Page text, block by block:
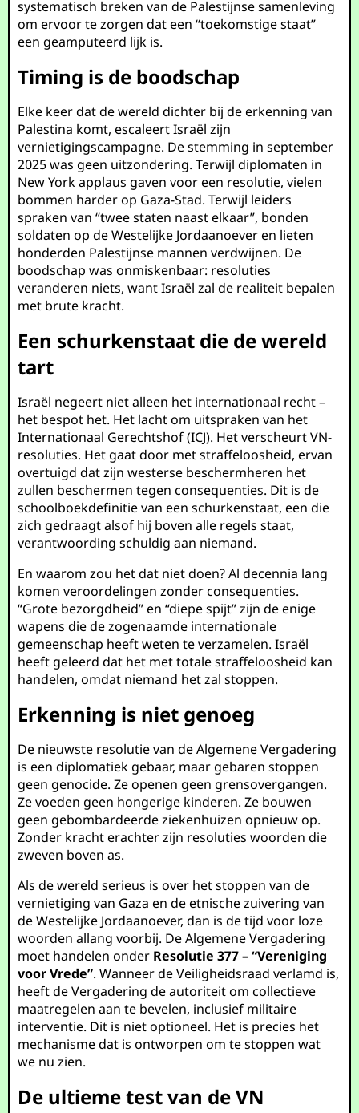
systematisch breken van de Palestijnse samenleving
om ervoor te zorgen dat een “toekomstige staat”
een geamputeerd lijk is.
Timing is de boodschap
Elke keer dat de wereld dichter bij de erkenning van
Palestina komt, escaleert Israël zijn
vernietigingscampagne. De stemming in september
2025 was geen uitzondering. Terwijl diplomaten in
New York applaus gaven voor een resolutie, vielen
bommen harder op Gaza-Stad. Terwijl leiders
spraken van “twee staten naast elkaar”, bonden
soldaten op de Westelijke Jordaanoever en lieten
honderden Palestijnse mannen verdwijnen. De
boodschap was onmiskenbaar: resoluties
veranderen niets, want Israël zal de realiteit bepalen
met brute kracht.
Een schurkenstaat die de wereld
tart
Israël negeert niet alleen het internationaal recht –
het bespot het. Het lacht om uitspraken van het
Internationaal Gerechtshof (ICJ). Het verscheurt VN-
resoluties. Het gaat door met straffeloosheid, ervan
overtuigd dat zijn westerse beschermheren het
zullen beschermen tegen consequenties. Dit is de
schoolboekdefinitie van een schurkenstaat, een die
zich gedraagt alsof hij boven alle regels staat,
verantwoording schuldig aan niemand.
En waarom zou het dat niet doen? Al decennia lang
komen veroordelingen zonder consequenties.
“Grote bezorgdheid” en “diepe spijt” zijn de enige
wapens die de zogenaamde internationale
gemeenschap heeft weten te verzamelen. Israël
heeft geleerd dat het met totale straffeloosheid kan
handelen, omdat niemand het zal stoppen.
Erkenning is niet genoeg
De nieuwste resolutie van de Algemene Vergadering
is een diplomatiek gebaar, maar gebaren stoppen
geen genocide. Ze openen geen grensovergangen.
Ze voeden geen hongerige kinderen. Ze bouwen
geen gebombardeerde ziekenhuizen opnieuw op.
Zonder kracht erachter zijn resoluties woorden die
zweven boven as.
Als de wereld serieus is over het stoppen van de
vernietiging van Gaza en de etnische zuivering van
de Westelijke Jordaanoever, dan is de tijd voor loze
woorden allang voorbij. De Algemene Vergadering
moet handelen onder Resolutie 377 – “Vereniging
voor Vrede”. Wanneer de Veiligheidsraad verlamd is,
heeft de Vergadering de autoriteit om collectieve
maatregelen aan te bevelen, inclusief militaire
interventie. Dit is niet optioneel. Het is precies het
mechanisme dat is ontworpen om te stoppen wat
we nu zien.
De ultieme test van de VN